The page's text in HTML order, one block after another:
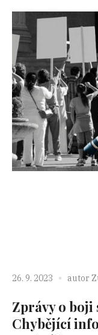
26. 9. 2023 autor
Zprávy o boji
Chybějící